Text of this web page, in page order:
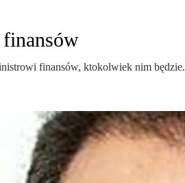
finansów, ktokolwiek nim będzie.